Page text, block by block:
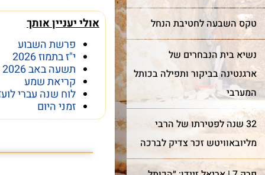
טקס השבעה לחטיבת הנחל
נשיא בית הנבחרים של
ארגנטינה בביקור ותפילה בכותל
המערבי
32 שנה לפטירתו של הרבי
מליובאוויטש זכר צדיק לברכה
אולי יעניין אותך
פרשת השבוע
י"ז בתמוז 2026
תשעה באב 2026
קריאת שמע
לוח שנה עברי
זמני היום
עוד על בר מצווה >